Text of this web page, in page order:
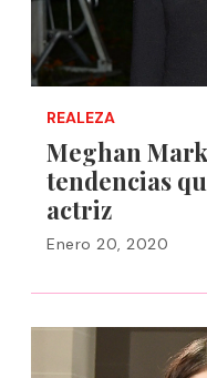
REALEZA
Meghan
tendencias
actriz
Enero 20, 2020